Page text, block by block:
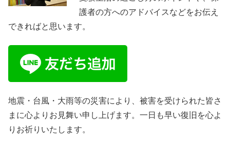
護者の方へのアドバイスなどをお伝え
できればと思います。
地震・台風・大雨等の災害により、被害を受けられた皆さ
まに心よりお見舞い申し上げます。一日も早い復旧を心よ
りお祈りいたします。